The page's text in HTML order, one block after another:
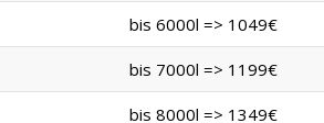
bis 6000l => 1049€
bis 7000l => 1199€
bis 8000l => 1349€